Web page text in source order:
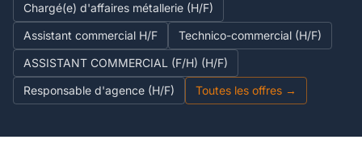
Chargé(e) d'affaires métallerie (H/F)
Assistant commercial H/F
Technico-commercial (H/F)
ASSISTANT COMMERCIAL (F/H) (H/F)
Responsable d'agence (H/F)
Toutes les offres →